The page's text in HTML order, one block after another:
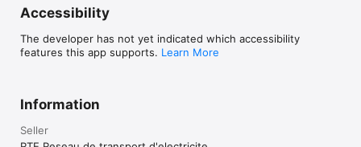
Accessibility
The developer has not yet indicated which accessibility
features this app supports. Learn More
Information
Seller